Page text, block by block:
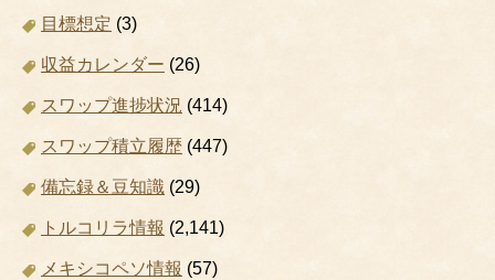
目標想定 (3)
収益カレンダー (26)
スワップ進捗状況 (414)
スワップ積立履歴 (447)
備忘録＆豆知識 (29)
トルコリラ情報 (2,141)
メキシコペソ情報 (57)